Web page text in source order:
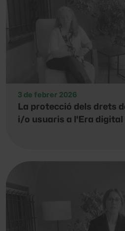
3 de febrer 2026
La protecció dels drets
i/o usuaris a l'Era digital